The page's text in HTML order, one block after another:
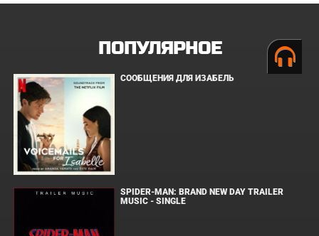
ПОПУЛЯРНОЕ
СООБЩЕНИЯ ДЛЯ ИЗАБЕЛЬ
SPIDER-MAN: BRAND NEW DAY TRAILER
MUSIC - SINGLE